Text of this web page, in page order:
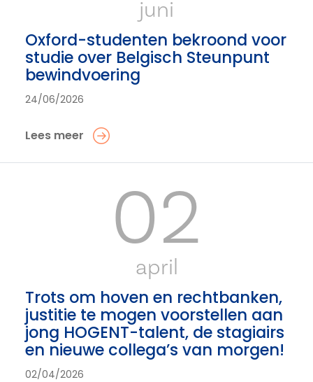
juni
Oxford-studenten bekroond voor
studie over Belgisch Steunpunt
bewindvoering
24/06/2026
Lees meer
02
april
Trots om hoven en rechtbanken,
justitie te mogen voorstellen aan
jong HOGENT-talent, de stagiairs
en nieuwe collega’s van morgen!
02/04/2026